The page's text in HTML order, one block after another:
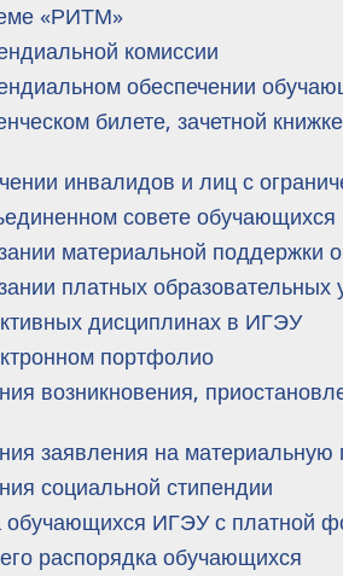
«РИТМ»
комиссии
обеспечении
билете, зачетной
инвалидов и лиц с
совете
материальной
платных
дисциплинах в ИГЭУ
портфолио
возникновения,
заявления на материальную
социальной стипендии
обучающихся ИГЭУ с платной
распорядка обучающихся